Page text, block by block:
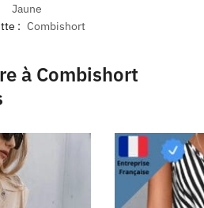
Jaune
: Combishort
à Combishort